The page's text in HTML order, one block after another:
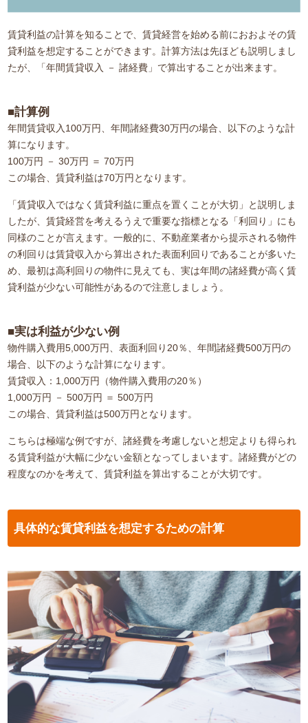
賃貸利益の計算を知ることで、賃貸経営を始める前におおよその賃
貸利益を想定することができます。計算方法は先ほども説明しまし
たが、「年間賃貸収入 － 諸経費」で算出することが出来ます。
■計算例
年間賃貸収入100万円、年間諸経費30万円の場合、以下のような計
算になります。
100万円 － 30万円 ＝ 70万円
この場合、賃貸利益は70万円となります。
「賃貸収入ではなく賃貸利益に重点を置くことが大切」と説明しま
したが、賃貸経営を考えるうえで重要な指標となる「利回り」にも
同様のことが言えます。一般的に、不動産業者から提示される物件
の利回りは賃貸収入から算出された表面利回りであることが多いた
め、最初は高利回りの物件に見えても、実は年間の諸経費が高く賃
貸利益が少ない可能性があるので注意しましょう。
■実は利益が少ない例
物件購入費用5,000万円、表面利回り20％、年間諸経費500万円の
場合、以下のような計算になります。
賃貸収入：1,000万円（物件購入費用の20％）
1,000万円 － 500万円 ＝ 500万円
この場合、賃貸利益は500万円となります。
こちらは極端な例ですが、諸経費を考慮しないと想定よりも得られ
る賃貸利益が大幅に少ない金額となってしまいます。諸経費がどの
程度なのかを考えて、賃貸利益を算出することが大切です。
具体的な賃貸利益を想定するための計算